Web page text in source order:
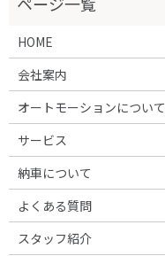
HOME
会社案内
オートモーションについて
サービス
納車について
よくある質問
スタッフ紹介